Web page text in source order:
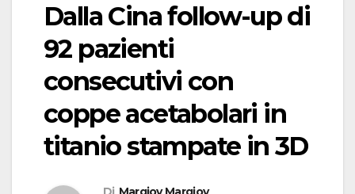
Dalla Cina follow-up di
92 pazienti
consecutivi con
coppe acetabolari in
titanio stampate in 3D